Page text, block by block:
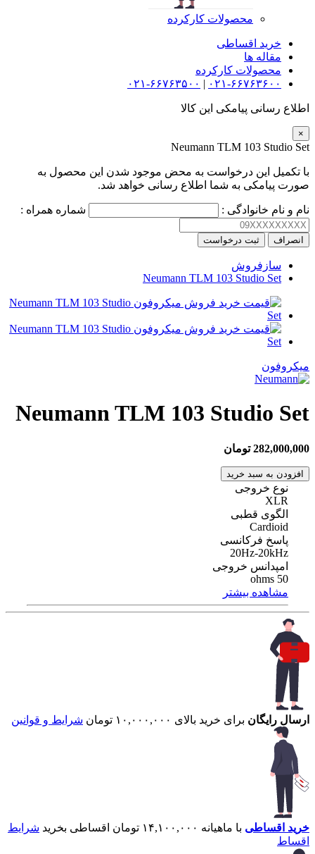
محصولات کارکرده
خرید اقساطی
مقاله ها
محصولات کارکرده
۰۲۱-۶۶۷۶۳۶۰۰ | ۰۲۱-۶۶۷۶۳۵۰۰
اطلاع رسانی پیامکی این کالا
×
Neumann TLM 103 Studio Set
با تکمیل این درخواست به محض موجود شدن این محصول به
صورت پیامکی به شما اطلاع رسانی خواهد شد.
نام و نام خانوادگی : شماره همراه :
انصراف ثبت درخواست
سازفروش
Neumann TLM 103 Studio Set
میکروفون
Neumann TLM 103 Studio Set
282,000,000 تومان
افزودن به سبد خرید
نوع خروجی
XLR
الگوی قطبی
Cardioid
پاسخ فرکانسی
20Hz-20kHz
امپدانس خروجی
50 ohms
مشاهده بیشتر
ارسال رایگان برای خرید بالای ۱۰,۰۰۰,۰۰۰ تومان شرایط و قوانین
خرید اقساطی با ماهیانه ۱۴,۱۰۰,۰۰۰ تومان اقساطی بخرید
شرایط
اقساط